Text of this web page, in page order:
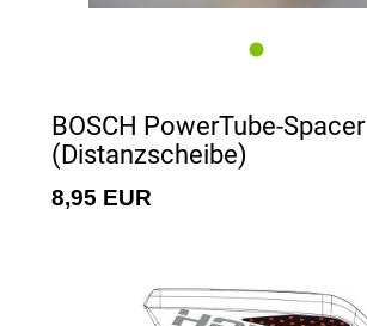
BOSCH PowerTube-Spacer
(Distanzscheibe)
8,95 EUR